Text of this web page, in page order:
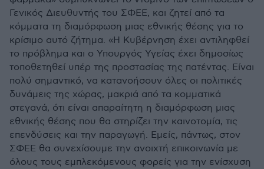
Γενικός Διευθυντής του ΣΦΕΕ, και ζητεί από τα
κόμματα τη διαμόρφωση μιας εθνικής θέσης για το
κρίσιμο αυτό ζήτημα. «Η Κυβέρνηση έχει αντιληφθεί
το πρόβλημα και ο Υπουργός Υγείας έχει δημοσίως
τοποθετηθεί υπέρ της προστασίας της πατέντας. Είναι
πολύ σημαντικό, να κατανοήσουν όλες οι πολιτικές
δυνάμεις της χώρας, μακριά από τα κομματικά
στεγανά, ότι είναι απαραίτητη η διαμόρφωση μιας
εθνικής θέσης που θα στηρίζει την καινοτομία, τις
επενδύσεις και την παραγωγή. Εμείς, πάντως, στον
ΣΦΕΕ θα συνεχίσουμε την ανοιχτή επικοινωνία με
όλους τους εμπλεκόμενους φορείς για την ενίσχυση